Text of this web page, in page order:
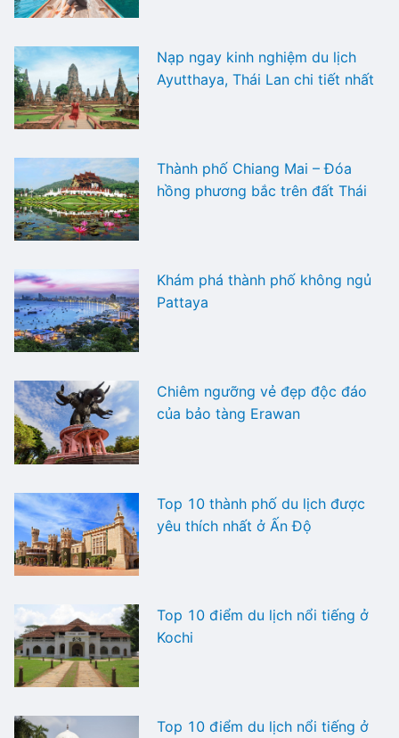
Nạp ngay kinh nghiệm du lịch
Ayutthaya, Thái Lan chi tiết nhất
Thành phố Chiang Mai – Đóa
hồng phương bắc trên đất Thái
Khám phá thành phố không ngủ
Pattaya
Chiêm ngưỡng vẻ đẹp độc đáo
của bảo tàng Erawan
Top 10 thành phố du lịch được
yêu thích nhất ở Ấn Độ
Top 10 điểm du lịch nổi tiếng ở
Kochi
Top 10 điểm du lịch nổi tiếng ở